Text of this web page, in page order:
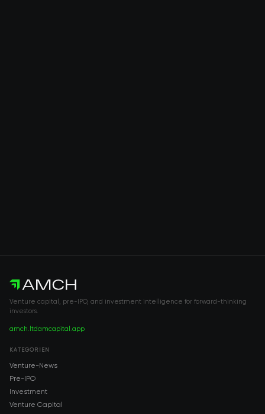
Venture capital, pre-IPO, and investment intelligence for forward-thinking
investors.
amch.ltdamcapital.app
KATEGORIEN
Venture-News
Pre-IPO
Investment
Venture Capital